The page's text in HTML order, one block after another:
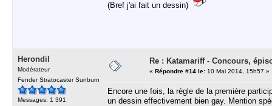
(Bref j'ai fait un dessin)
Herondil
Modérateur
Fender Stratocaster Sunburn
Messages: 1 391
Re : Katamariff - Concours,
« Répondre #14 le: 10 Mai 2014, 15h57 »
Encore une fois, la règle de la première
un dessin effectivement bien gay. Mention